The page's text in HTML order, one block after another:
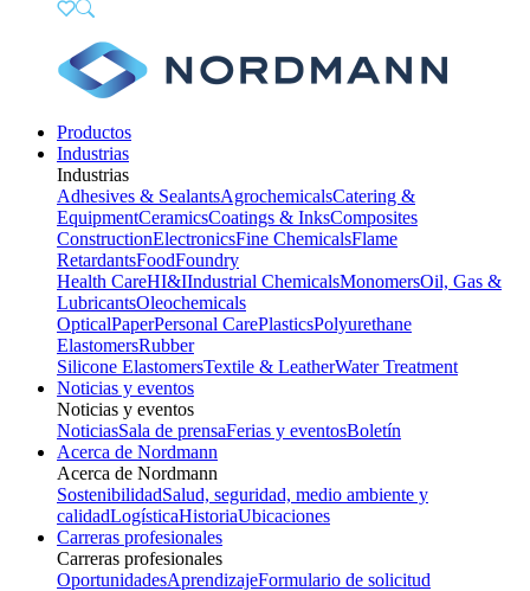
Productos
Industrias
Industrias
Adhesives & SealantsAgrochemicalsCatering &
EquipmentCeramicsCoatings & InksComposites
ConstructionElectronicsFine ChemicalsFlame
RetardantsFoodFoundry
Health CareHI&IIndustrial ChemicalsMonomersOil, Gas &
LubricantsOleochemicals
OpticalPaperPersonal CarePlasticsPolyurethane
ElastomersRubber
Silicone ElastomersTextile & LeatherWater Treatment
Noticias y eventos
Noticias y eventos
NoticiasSala de prensaFerias y eventosBoletín
Acerca de Nordmann
Acerca de Nordmann
SostenibilidadSalud, seguridad, medio ambiente y
calidadLogísticaHistoriaUbicaciones
Carreras profesionales
Carreras profesionales
OportunidadesAprendizajeFormulario de solicitud